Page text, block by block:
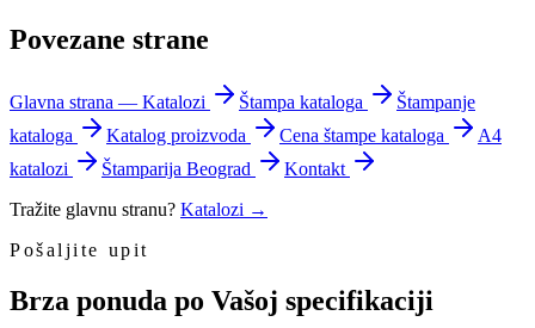
Povezane strane
Glavna strana — Katalozi Štampa kataloga
Štampanje
kataloga
Katalog proizvoda Cena štampe kataloga
A4
katalozi
Štamparija Beograd
Kontakt
Tražite glavnu stranu? Katalozi →
Pošaljite upit
Brza ponuda po Vašoj specifikaciji